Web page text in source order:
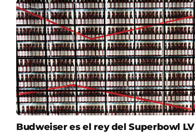
Budweiser es el rey del Superbowl LV